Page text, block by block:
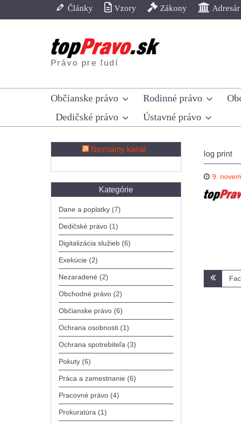
Články Vzory Zákony
Právo pre ľudí
Občianske právo Rodinné právo
Dedičské právo
Ústavné právo
log print
9.
v
Neznámy kanál
Kategórie
Dane a poplatky (7)
Dedičské právo (1)
Digitalizácia služieb (6)
Exekúcie (2)
Nezaradené (2)
Obchodné právo (2)
Občianske právo (6)
Ochrana osobnosti (1)
Ochrana spotrebiteľa (3)
Pokuty (6)
Práca a zamestnanie (6)
Pracovné právo (4)
Prokuratúra (1)